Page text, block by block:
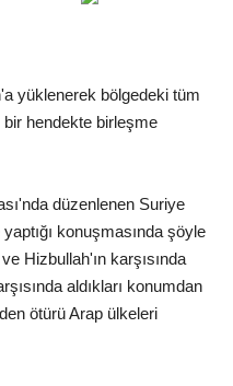
yüklenerek bölgedeki tüm
hendekte birleşme
düzenlenen Suriye
konuşmasında şöyle
Hizbullah'ın karşısında
aldıkları konumdan
ötürü Arap ülkeleri